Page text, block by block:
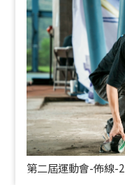
第二屆運動會-佈線-2